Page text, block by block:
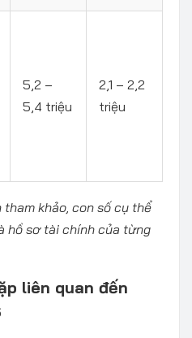
5,2 –
5,4 triệu
2,1 – 2,2
triệu
khảo, con số cụ thể
hồ sơ tài chính của từng
liên quan đến